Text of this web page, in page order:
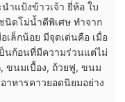
ำแป้งข้าวเจ้า ยี่ห้อ ใบ
นิดโม่น้ำดีพิเศษ ทำจาก
เล็กน้อย มีจุดเด่นคือ เมื่อ
นก้อนที่มีความร่วนแต่ไม่
ขนมเบื้อง, ถ้วยฟู, ขนม
หารคาวยอดนิยมอย่าง